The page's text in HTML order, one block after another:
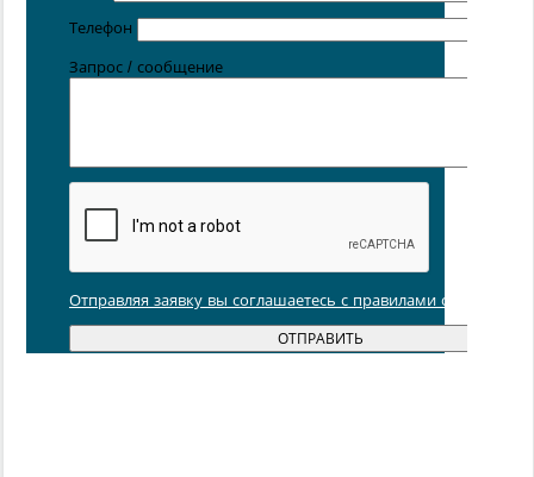
Телефон
Запрос / сообщение
Отправляя заявку вы соглашаетесь с правилами обработки